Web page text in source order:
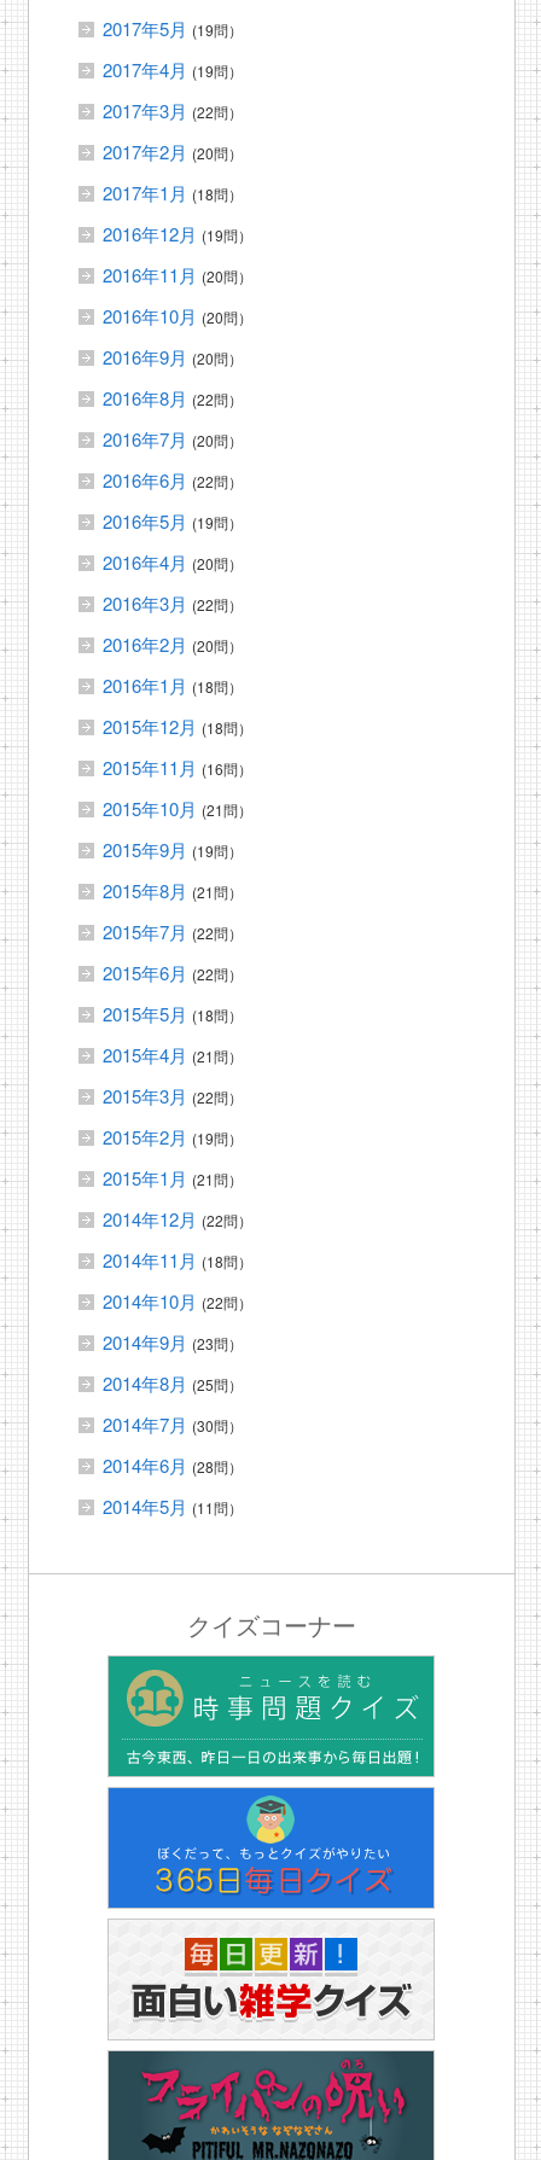
2017年5月 (19問）
2017年4月 (19問）
2017年3月 (22問）
2017年2月 (20問）
2017年1月 (18問）
2016年12月 (19問）
2016年11月 (20問）
2016年10月 (20問）
2016年9月 (20問）
2016年8月 (22問）
2016年7月 (20問）
2016年6月 (22問）
2016年5月 (19問）
2016年4月 (20問）
2016年3月 (22問）
2016年2月 (20問）
2016年1月 (18問）
2015年12月 (18問）
2015年11月 (16問）
2015年10月 (21問）
2015年9月 (19問）
2015年8月 (21問）
2015年7月 (22問）
2015年6月 (22問）
2015年5月 (18問）
2015年4月 (21問）
2015年3月 (22問）
2015年2月 (19問）
2015年1月 (21問）
2014年12月 (22問）
2014年11月 (18問）
2014年10月 (22問）
2014年9月 (23問）
2014年8月 (25問）
2014年7月 (30問）
2014年6月 (28問）
2014年5月 (11問）
クイズコーナー